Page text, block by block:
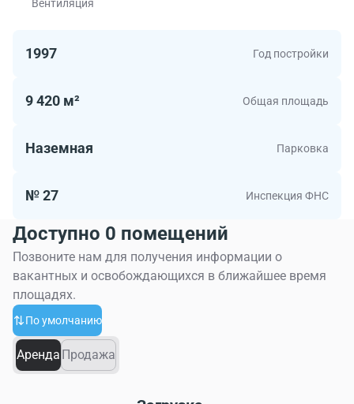
Вентиляция
1997 Год постройки
9 420 м² Общая площадь
Наземная Парковка
№ 27 Инспекция ФНС
Доступно 0 помещений
Позвоните нам для получения информации о
вакантных и освобождающихся в ближайшее время
площадях.
По умолчанию
Аренда Продажа